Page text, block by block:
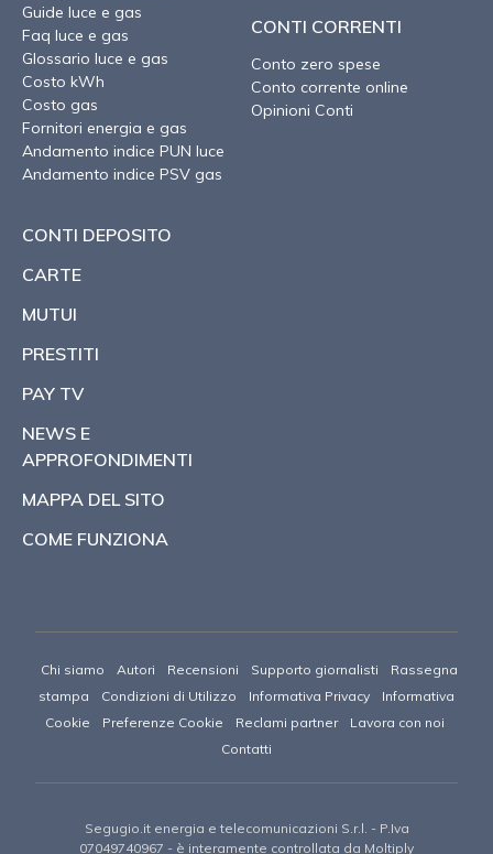
Guide luce e gas
Faq luce e gas
Glossario luce e gas
Costo kWh
Costo gas
Fornitori energia e gas
Andamento indice PUN luce
Andamento indice PSV gas
CONTI CORRENTI
Conto zero spese
Conto corrente online
Opinioni Conti
CONTI DEPOSITO
CARTE
MUTUI
PRESTITI
PAY TV
NEWS E
APPROFONDIMENTI
MAPPA DEL SITO
COME FUNZIONA
Chi siamo Autori Recensioni Supporto giornalisti
Rassegna
stampa
Condizioni di Utilizzo Informativa Privacy
Informativa
Cookie
Preferenze Cookie Reclami partner
Lavora con noi
Contatti
Segugio.it energia e telecomunicazioni S.r.l. - P.Iva
07049740967 - è interamente controllata da Moltiply